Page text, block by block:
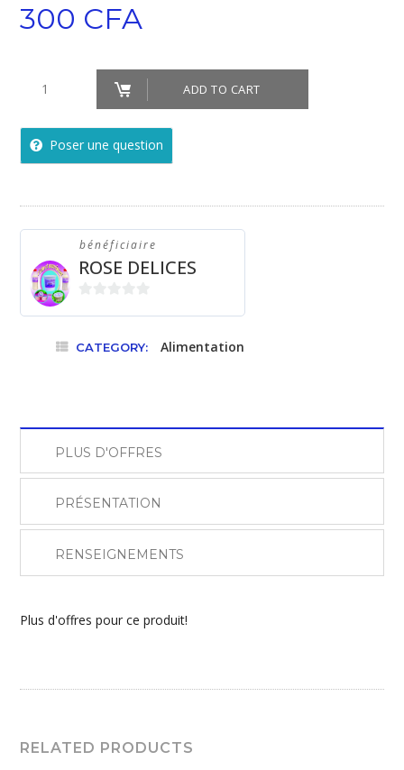
300 CFA
Yaourt
ADD TO CART
Poser une question
bénéficiaire
ROSE DELICES
5
CATEGORY: Alimentation
PLUS D'OFFRES
PRÉSENTATION
RENSEIGNEMENTS
Plus d'offres pour ce produit!
RELATED PRODUCTS